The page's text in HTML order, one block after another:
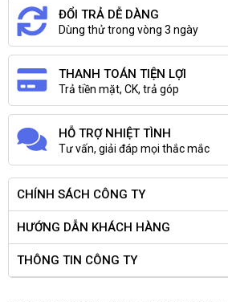
Chiếc laptop này còn được trang bị đầy
dụng hiện nay như 2 cổngUSB 3.0, USB
Màn hình lớn, hình ảnh sắc nét
Màn hình rộng15.6 inch cùng độ phân
mang đến chất lượng hình ảnh chân thực,
xác.
ĐỔI TRẢ DỄ DÀNG
Dùng thử trong vòng 3 ngày
THANH TOÁN TIỆN LỢI
Trả tiền mặt, CK, trả góp
HỖ TRỢ NHIỆT TÌNH
Tư vấn, giải đáp mọi thắc mắc
CHÍNH SÁCH CÔNG TY
HƯỚNG DẪN KHÁCH HÀNG
THÔNG TIN CÔNG TY